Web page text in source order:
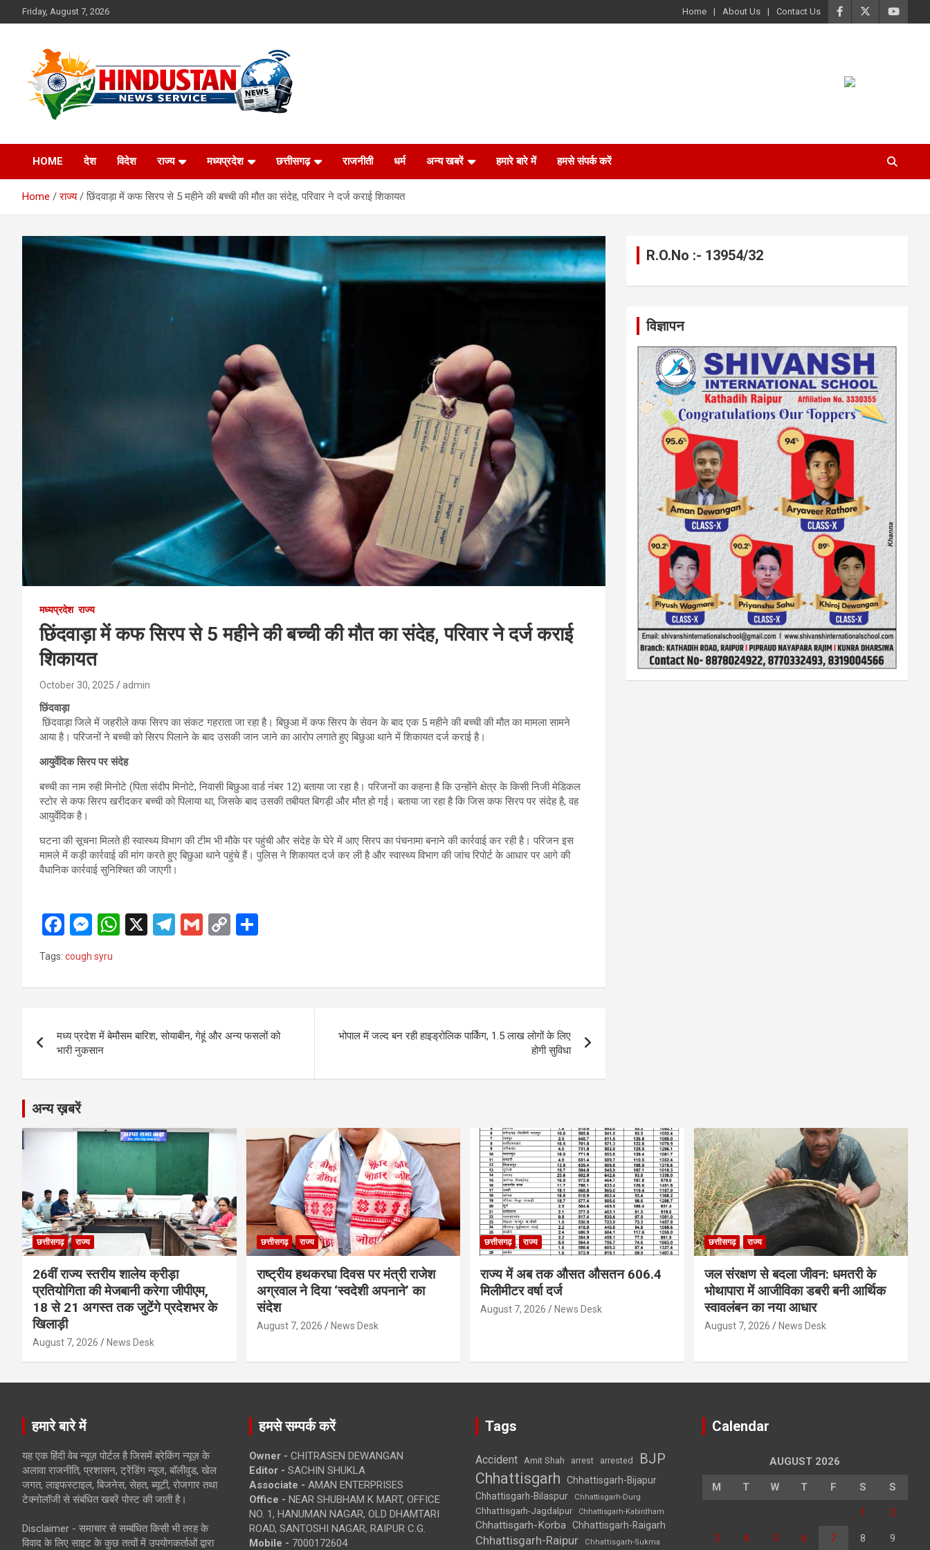
to
Friday, August 7, 2026 Home About Us Contact Us
Hindustan News
Service
HOME देश विदेश राज्य मध्यप्रदेश छत्तीसगढ़ राजनीती धर्म अन्य खबरें हमारे बारे में हमसे संपर्क करें
Home राज्य छिंदवाड़ा में कफ सिरप से 5 महीने की बच्ची की मौत का संदेह, परिवार ने दर्ज कराई शिकायत
मध्यप्रदेश राज्य
छिंदवाड़ा में कफ सिरप से 5 महीने की बच्ची की मौत का संदेह, परिवार ने दर्ज कराई
शिकायत
October 30, 2025 admin
छिंदवाड़ा
छिंदवाड़ा जिले में जहरीले कफ सिरप का संकट गहराता जा रहा है। बिछुआ में कफ सिरप के सेवन के बाद एक 5 महीने की बच्ची की मौत का मामला सामने
आया है। परिजनों ने बच्ची को सिरप पिलाने के बाद उसकी जान जाने का आरोप लगाते हुए बिछुआ थाने में शिकायत दर्ज कराई है।
आयुर्वेदिक सिरप पर संदेह
बच्ची का नाम रुही मिनोटे (पिता संदीप मिनोटे, निवासी बिछुआ वार्ड नंबर 12) बताया जा रहा है। परिजनों का कहना है कि उन्होंने क्षेत्र के किसी निजी मेडिकल
स्टोर से कफ सिरप खरीदकर बच्ची को पिलाया था, जिसके बाद उसकी तबीयत बिगड़ी और मौत हो गई। बताया जा रहा है कि जिस कफ सिरप पर संदेह है, वह
आयुर्वेदिक है।
घटना की सूचना मिलते ही स्वास्थ्य विभाग की टीम भी मौके पर पहुंची और संदेह के घेरे में आए सिरप का पंचनामा बनाने की कार्रवाई कर रही है। परिजन इस
मामले में कड़ी कार्रवाई की मांग करते हुए बिछुआ थाने पहुंचे हैं। पुलिस ने शिकायत दर्ज कर ली है और स्वास्थ्य विभाग की जांच रिपोर्ट के आधार पर आगे की
वैधानिक कार्रवाई सुनिश्चित की जाएगी।
F
ce
b
o
k
M
se
n
er
W
s
p
X
T
gr
m
G
C
Li
k
e
Tags: cough syru
navigation
मध्य प्रदेश में बेमौसम बारिश, सोयाबीन, गेहूं और अन्य फसलों को
भारी नुकसान
भोपाल में जल्द बन रही हाइड्रोलिक पार्किंग, 1.5 लाख लोगों के लिए
होगी सुविधा
R.O.No :- 13954/32
विज्ञापन
अन्य ख़बरें
छत्तीसगढ़ राज्य
26वीं राज्य स्तरीय शालेय क्रीड़ा
प्रतियोगिता की मेजबानी करेगा जीपीएम,
18 से 21 अगस्त तक जुटेंगे प्रदेशभर के
खिलाड़ी
August 7, 2026 News Desk
छत्तीसगढ़ राज्य
राष्ट्रीय हथकरघा दिवस पर मंत्री राजेश
अग्रवाल ने दिया ‘स्वदेशी अपनाने’ का
संदेश
August 7, 2026 News Desk
छत्तीसगढ़ राज्य
राज्य में अब तक औसत औसतन 606.4
मिलीमीटर वर्षा दर्ज
August 7, 2026 News Desk
छत्तीसगढ़ राज्य
जल संरक्षण से बदला जीवन: धमतरी के
भोथापारा में आजीविका डबरी बनी आर्थिक
स्वावलंबन का नया आधार
August 7, 2026 News Desk
हमारे बारे में
यह एक हिंदी वेब न्यूज़ पोर्टल है जिसमें ब्रेकिंग न्यूज़ के
अलावा राजनीति, प्रशासन, ट्रेंडिंग न्यूज, बॉलीवुड, खेल
जगत, लाइफस्टाइल, बिजनेस, सेहत, ब्यूटी, रोजगार तथा
टेक्नोलॉजी से संबंधित खबरें पोस्ट की जाती है।
Disclaimer - समाचार से सम्बंधित किसी भी तरह के
विवाद के लिए साइट के कुछ तत्वों में उपयोगकर्ताओं द्वारा
हमसे सम्पर्क करें
Owner - CHITRASEN DEWANGAN
Editor - SACHIN SHUKLA
Associate - AMAN ENTERPRISES
Office - NEAR SHUBHAM K MART, OFFICE
NO. 1, HANUMAN NAGAR, OLD DHAMTARI
ROAD, SANTOSHI NAGAR, RAIPUR C.G.
Mobile - 7000172604
Tags
Accident Amit Shah arrest arrested BJP
Chhattisgarh
Chhattisgarh-Bijapur
Chhattisgarh-Bilaspur
Chhattisgarh-Durg
Chhattisgarh-Jagdalpur Chhattisgarh-Kabirdham
Chhattisgarh-Korba Chhattisgarh-Raigarh
Chhattisgarh-Raipur Chhattisgarh-Sukma
Calendar
AUGUST 2026
M T W T F S S
1 2
3 4 5 6 7 8 9